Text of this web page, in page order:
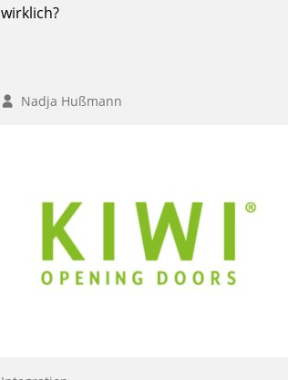
wirklich?
Nadja Hußmann